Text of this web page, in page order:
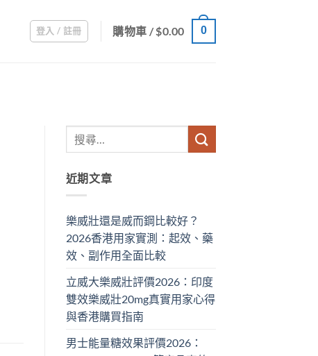
登入 / 註冊 購物車 /$0.00 0
近期文章
樂威壯還是威而鋼比較好？
2026香港用家實測：起效、藥
效、副作用全面比較
立威大樂威壯評價2026：印度
雙效樂威壯20mg真實用家心得
與香港購買指南
男士能量糖效果評價2026：